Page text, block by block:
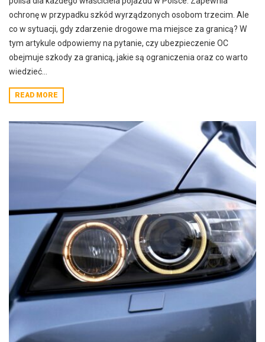
ochronę w przypadku szkód wyrządzonych osobom trzecim. Ale
co w sytuacji, gdy zdarzenie drogowe ma miejsce za granicą? W
tym artykule odpowiemy na pytanie, czy ubezpieczenie OC
obejmuje szkody za granicą, jakie są ograniczenia oraz co warto
wiedzieć...
READ MORE